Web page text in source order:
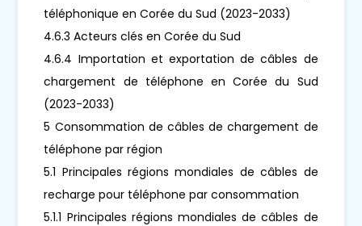
téléphonique en Corée du Sud (2023-2033)
4.6.3 Acteurs clés en Corée du Sud
4.6.4 Importation et exportation de câbles de
chargement de téléphone en Corée du Sud
(2023-2033)
5 Consommation de câbles de chargement de
téléphone par région
5.1 Principales régions mondiales de câbles de
recharge pour téléphone par consommation
5.1.1 Principales régions mondiales de câbles de